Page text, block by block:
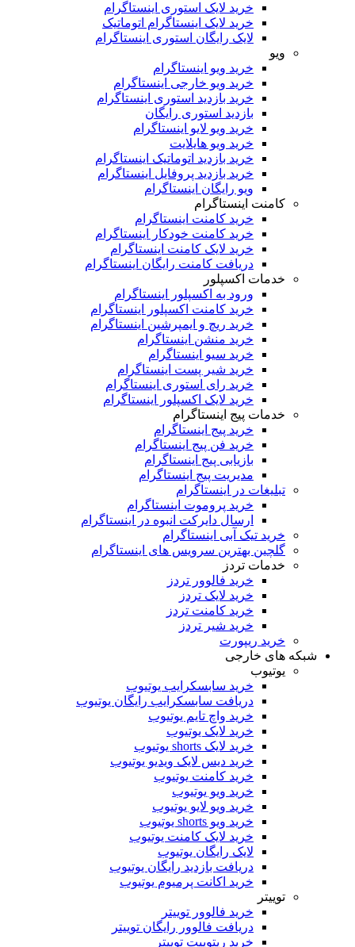
خرید لایک استوری اینستاگرام
خرید لایک اینستاگرام اتوماتیک
لایک رایگان استوری اینستاگرام
ویو
خرید ویو اینستاگرام
خرید ویو خارجی اینستاگرام
خرید بازدید استوری اینستاگرام
بازدید استوری رایگان
خرید ویو لایو اینستاگرام
خرید ویو هایلایت
خرید بازدید اتوماتیک اینستاگرام
خرید بازدید پروفایل اینستاگرام
ویو رایگان اینستاگرام
کامنت اینستاگرام
خرید کامنت اینستاگرام
خرید کامنت خودکار اینستاگرام
خرید لایک کامنت اینستاگرام
دریافت کامنت رایگان اینستاگرام
خدمات اکسپلور
ورود به اکسپلور اینستاگرام
خرید کامنت اکسپلور اینستاگرام
خرید ریچ و ایمپرشین اینستاگرام
خرید منشن اینستاگرام
خرید سیو اینستاگرام
خرید شیر پست اینستاگرام
خرید رای استوری اینستاگرام
خرید لایک اکسپلور اینستاگرام
خدمات پیج اینستاگرام
خرید پیج اینستاگرام
خرید فن پیج اینستاگرام
بازیابی پیج اینستاگرام
مدیریت پیج اینستاگرام
تبلیغات در اینستاگرام
خرید پروموت اینستاگرام
ارسال دایرکت انبوه در اینستاگرام
خرید تیک آبی اینستاگرام
گلچین بهترین سرویس های اینستاگرام
خدمات تردز
خرید فالوور تردز
خرید لایک تردز
خرید کامنت تردز
خرید شیر تردز
خرید ریپورت
شبکه های خارجی
یوتیوب
خرید سابسکرایب یوتیوب
دریافت سابسکرایب رایگان یوتیوب
خرید واچ تایم یوتیوب
خرید لایک یوتیوب
خرید لایک shorts یوتیوب
خرید دیس لایک ویدیو یوتیوب
خرید کامنت یوتیوب
خرید ویو یوتیوب
خرید ویو لایو یوتیوب
خرید ویو shorts یوتیوب
خرید لایک کامنت یوتیوب
لایک رایگان یوتیوب
دریافت بازدید رایگان یوتیوب
خرید اکانت پرمیوم یوتیوب
توییتر
خرید فالوور توییتر
دریافت فالوور رایگان توییتر
خرید ریتوییت توییتر